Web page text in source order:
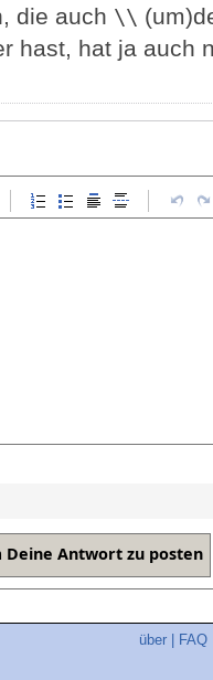
die auch \\
hast, hat ja auch
über FAQ